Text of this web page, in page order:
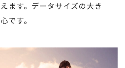
ます。データサイズの大き
です。